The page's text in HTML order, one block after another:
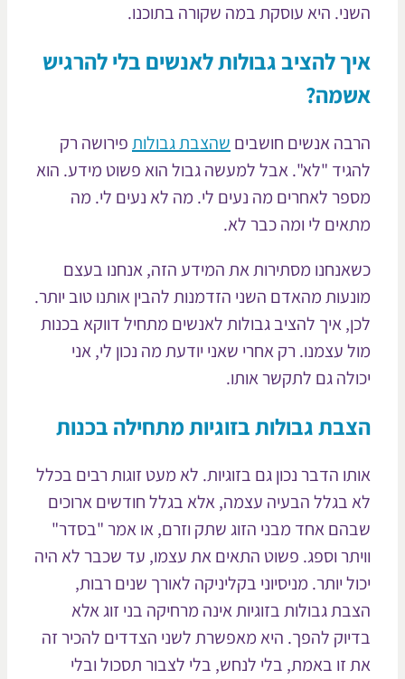
היא עוסקת במה שקורה בתוכנו.
להציב גבולות לאנשים בלי להרגיש
אנשים חושביםשהצבת גבולותפירושה רק
"לא". אבל למעשה גבול הוא פשוט מידע. הוא
לאחרים מה נעים לי. מה לא נעים לי. מה
לי ומה כבר לא.
מסתירות את המידע הזה, אנחנו בעצם
מהאדם השני הזדמנות להבין אותנו טוב יותר.
איך להציב גבולות לאנשים מתחיל דווקא בכנות
עצמנו. רק אחרי שאני יודעת מה נכון לי, אני
גם לתקשר אותו.
גבולות בזוגיות מתחילה בכנות
הדבר נכון גם בזוגיות. לא מעט זוגות רבים בכלל
בגלל הבעיה עצמה, אלא בגלל חודשים ארוכים
אחד מבני הזוג שתק וזרם, או אמר "בסדר"
וספג. פשוט התאים את עצמו, עד שכבר לא היה
יותר. מניסיוני בקליניקה לאורך שנים רבות,
גבולות בזוגיות אינה מרחיקה בני זוג אלא
להפך. היא מאפשרת לשני הצדדים להכיר זה
זו באמת, בלי לנחש, בלי לצבור תסכול ובלי